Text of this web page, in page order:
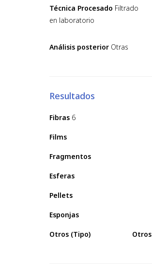
Técnica Procesado Filtrado
en laboratorio
Análisis posterior Otras
Resultados
Fibras 6
Films
Fragmentos
Esferas
Pellets
Esponjas
Otros (Tipo) Otros